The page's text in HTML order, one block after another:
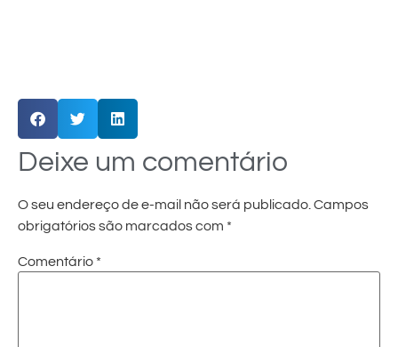
Deixe um comentário
O seu endereço de e-mail não será publicado.Campos
obrigatórios são marcados com *
Comentário *